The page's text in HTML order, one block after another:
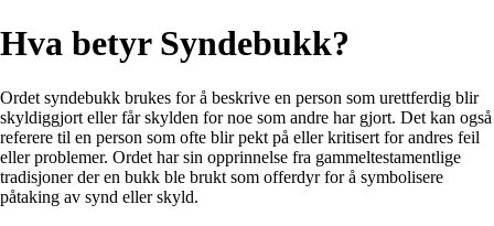
Hva betyr Syndebukk?
Ordet syndebukk brukes for å beskrive en person som urettferdig blir
skyldiggjort eller får skylden for noe som andre har gjort. Det kan også
referere til en person som ofte blir pekt på eller kritisert for andres feil
eller problemer. Ordet har sin opprinnelse fra gammeltestamentlige
tradisjoner der en bukk ble brukt som offerdyr for å symbolisere
påtaking av synd eller skyld.